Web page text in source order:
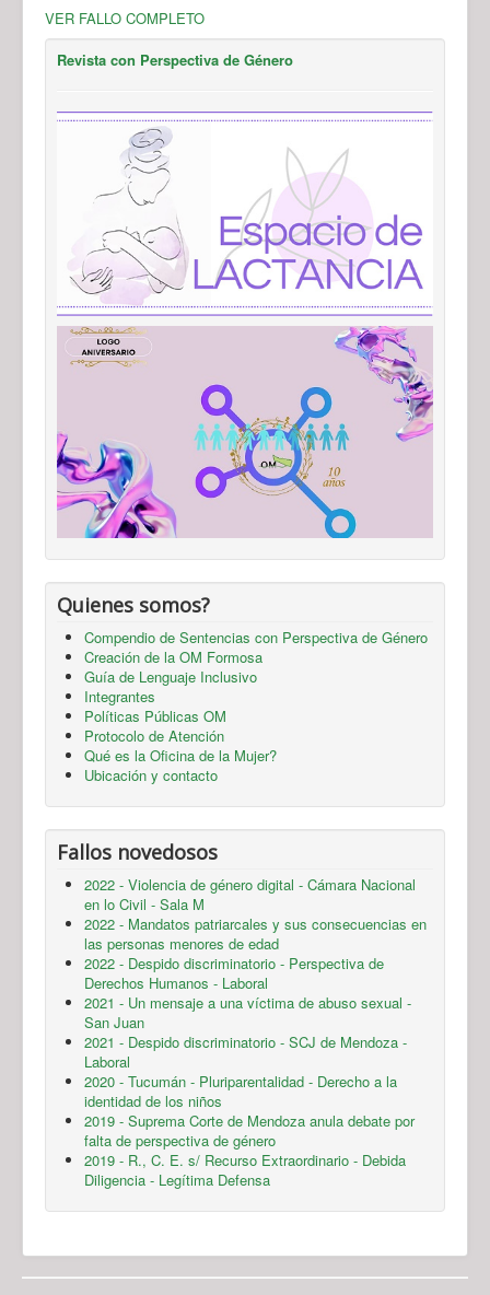
VER FALLO COMPLETO
Revista con Perspectiva de Género
Quienes somos?
Compendio de Sentencias con Perspectiva de Género
Creación de la OM Formosa
Guía de Lenguaje Inclusivo
Integrantes
Políticas Públicas OM
Protocolo de Atención
Qué es la Oficina de la Mujer?
Ubicación y contacto
Fallos novedosos
2022 - Violencia de género digital - Cámara Nacional
en lo Civil - Sala M
2022 - Mandatos patriarcales y sus consecuencias en
las personas menores de edad
2022 - Despido discriminatorio - Perspectiva de
Derechos Humanos - Laboral
2021 - Un mensaje a una víctima de abuso sexual -
San Juan
2021 - Despido discriminatorio - SCJ de Mendoza -
Laboral
2020 - Tucumán - Pluriparentalidad - Derecho a la
identidad de los niños
2019 - Suprema Corte de Mendoza anula debate por
falta de perspectiva de género
2019 - R., C. E. s/ Recurso Extraordinario - Debida
Diligencia - Legítima Defensa